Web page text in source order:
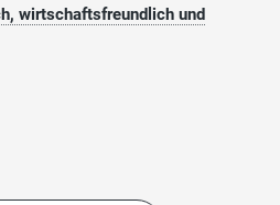
wirtschaftsfreundlich und